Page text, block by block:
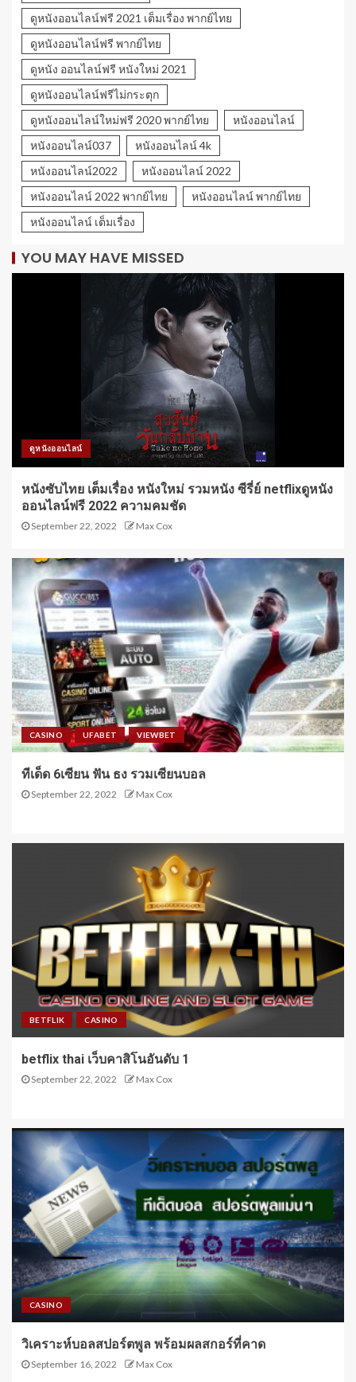
ดูหนังออนไลน์ฟรี 2021 เต็มเรื่อง พากย์ไทย
ดูหนังออนไลน์ฟรี พากย์ไทย
ดูหนัง ออนไลน์ฟรี หนังใหม่ 2021
ดูหนังออนไลน์ฟรีไม่กระตุก
ดูหนังออนไลน์ใหม่ฟรี 2020 พากย์ไทย
หนังออนไลน์
หนังออนไลน์037
หนังออนไลน์ 4k
หนังออนไลน์2022
หนังออนไลน์ 2022
หนังออนไลน์ 2022 พากย์ไทย
หนังออนไลน์ พากย์ไทย
หนังออนไลน์ เต็มเรื่อง
YOU MAY HAVE MISSED
ดูหนังออนไลน์
หนังซับไทย เต็มเรื่อง หนังใหม่ รวมหนัง ซีรี่ย์ netflixดูหนัง
ออนไลน์ฟรี 2022 ความคมชัด
September 22, 2022 Max Cox
CASINO UFABET VIEWBET
ทีเด็ด 6เซียน ฟัน ธง รวมเซียนบอล
September 22, 2022 Max Cox
BETFLIK CASINO
betflix thai เว็บคาสิโนอันดับ 1
September 22, 2022 Max Cox
CASINO
วิเคราะห์บอลสปอร์ตพูล พร้อมผลสกอร์ที่คาด
September 16, 2022 Max Cox